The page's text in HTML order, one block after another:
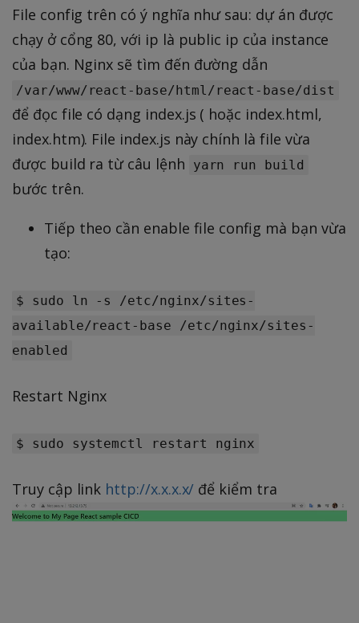
File config trên có ý nghĩa như sau: dự án được
chạy ở cổng 80, với ip là public ip của instance
của bạn. Nginx sẽ tìm đến đường dẫn
/var/www/react-base/html/react-base/dist
để đọc file có dạng index.js ( hoặc index.html,
index.htm). File index.js này chính là file vừa
được build ra từ câu lệnh
yarn run build
bước trên.
Tiếp theo cần enable file config mà bạn vừa
tạo:
$ sudo ln -s /etc/nginx/sites-
available/react-base /etc/nginx/sites-
enabled
Restart Nginx
$ sudo systemctl restart nginx
Truy cập link http://x.x.x.x/ để kiểm tra